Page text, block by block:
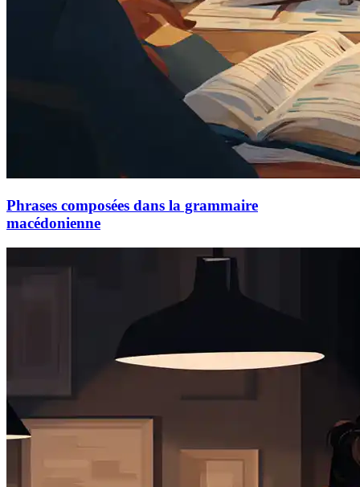
Phrases composées dans la grammaire
macédonienne